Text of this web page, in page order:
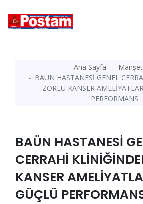
Ana Sayfa
BAÜN HASTANESİ GENEL
ZORLU KANSER
PERFORMANS
BAÜN HASTANESİ
CERRAHİ
KANSER
GÜÇLÜ